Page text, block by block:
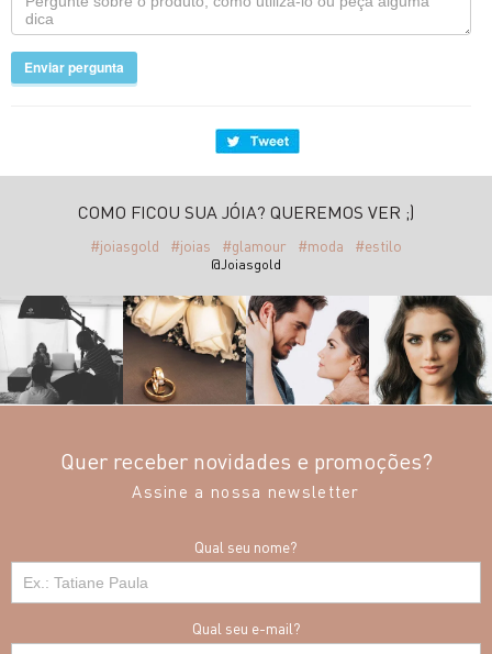
Enviar pergunta
COMO FICOU SUA JÓIA? QUEREMOS VER ;)
#joiasgold #joias #glamour #moda #estilo
@Joiasgold
Quer receber novidades e promoções?
Assine a nossa newsletter
Qual seu nome?
Qual seu e-mail?